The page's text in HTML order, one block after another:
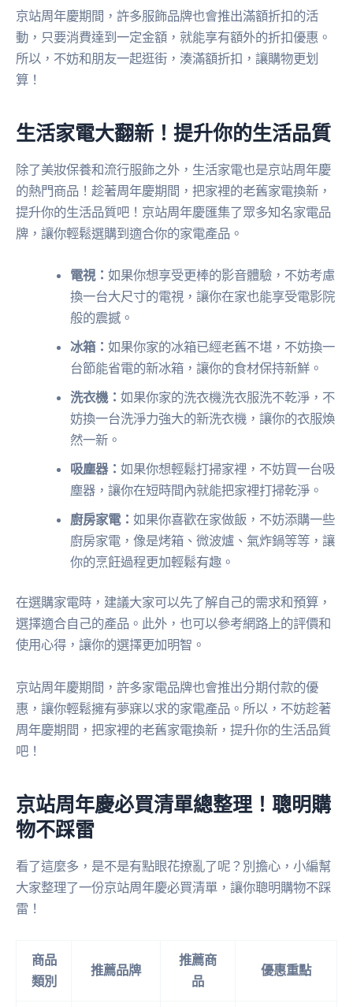
京站周年慶期間，許多服飾品牌也會推出滿額折扣的活
動，只要消費達到一定金額，就能享有額外的折扣優惠。
所以，不妨和朋友一起逛街，湊滿額折扣，讓購物更划
算！
生活家電大翻新！提升你的生活品質
除了美妝保養和流行服飾之外，生活家電也是京站周年慶
的熱門商品！趁著周年慶期間，把家裡的老舊家電換新，
提升你的生活品質吧！京站周年慶匯集了眾多知名家電品
牌，讓你輕鬆選購到適合你的家電產品。
電視：如果你想享受更棒的影音體驗，不妨考慮
換一台大尺寸的電視，讓你在家也能享受電影院
般的震撼。
冰箱：如果你家的冰箱已經老舊不堪，不妨換一
台節能省電的新冰箱，讓你的食材保持新鮮。
洗衣機：如果你家的洗衣機洗衣服洗不乾淨，不
妨換一台洗淨力強大的新洗衣機，讓你的衣服煥
然一新。
吸塵器：如果你想輕鬆打掃家裡，不妨買一台吸
塵器，讓你在短時間內就能把家裡打掃乾淨。
廚房家電：如果你喜歡在家做飯，不妨添購一些
廚房家電，像是烤箱、微波爐、氣炸鍋等等，讓
你的烹飪過程更加輕鬆有趣。
在選購家電時，建議大家可以先了解自己的需求和預算，
選擇適合自己的產品。此外，也可以參考網路上的評價和
使用心得，讓你的選擇更加明智。
京站周年慶期間，許多家電品牌也會推出分期付款的優
惠，讓你輕鬆擁有夢寐以求的家電產品。所以，不妨趁著
周年慶期間，把家裡的老舊家電換新，提升你的生活品質
吧！
京站周年慶必買清單總整理！聰明購
物不踩雷
看了這麼多，是不是有點眼花撩亂了呢？別擔心，小編幫
大家整理了一份京站周年慶必買清單，讓你聰明購物不踩
雷！
商品
類別
推薦品牌
推薦商
品
優惠重點